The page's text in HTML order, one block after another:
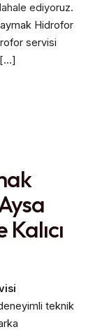
ediyoruz.
Hidrofor
servisi
[…]
teknik